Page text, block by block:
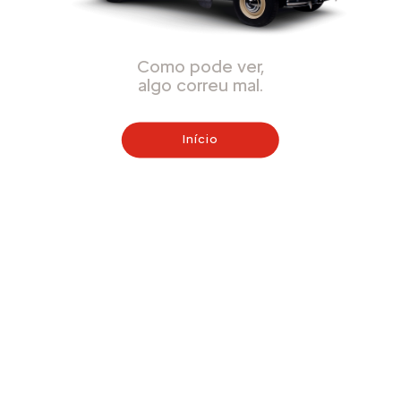
Como pode ver,
algo correu mal.
Início